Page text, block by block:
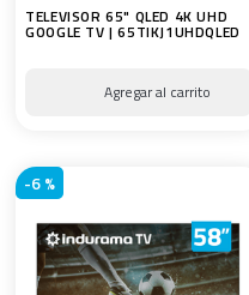
TELEVISOR 65" QLED 4K UHD
GOOGLE TV | 65TIKJ1UHDQLED
-6 %